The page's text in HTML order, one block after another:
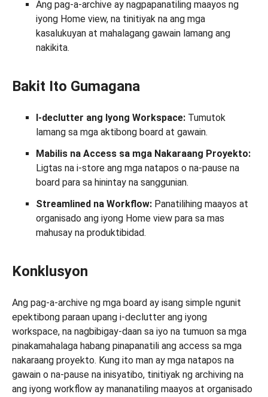
Ang pag-a-archive ay nagpapanatiling maayos ng
iyong Home view, na tinitiyak na ang mga
kasalukuyan at mahalagang gawain lamang ang
nakikita.
Bakit Ito Gumagana
I-declutter ang Iyong Workspace: Tumutok
lamang sa mga aktibong board at gawain.
Mabilis na Access sa mga Nakaraang Proyekto:
Ligtas na i-store ang mga natapos o na-pause na
board para sa hinintay na sanggunian.
Streamlined na Workflow: Panatilihing maayos at
organisado ang iyong Home view para sa mas
mahusay na produktibidad.
Konklusyon
Ang pag-a-archive ng mga board ay isang simple ngunit
epektibong paraan upang i-declutter ang iyong
workspace, na nagbibigay-daan sa iyo na tumuon sa mga
pinakamahalaga habang pinapanatili ang access sa mga
nakaraang proyekto. Kung ito man ay mga natapos na
gawain o na-pause na inisyatibo, tinitiyak ng archiving na
ang iyong workflow ay mananatiling maayos at organisado